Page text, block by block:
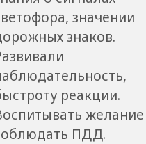
значении
знаков.
реакции.
желание
ПДД.